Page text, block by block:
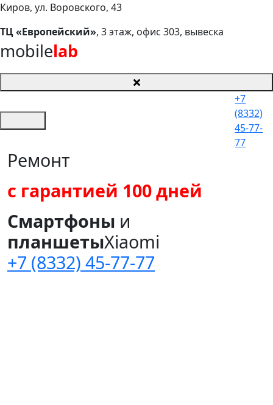
Киров, ул. Воровского, 43
ТЦ «Европейский», 3 этаж, офис 303, вывеска
mobilelab
+7
(8332)
45-77-
77
Ремонт
с гарантией 100 дней
Смартфоны и
планшетыXiaomi
+7 (8332) 45-77-77